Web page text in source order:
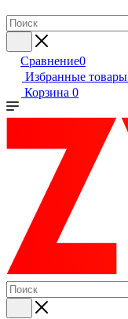
Сравнение0
Избранные товары
Корзина 0